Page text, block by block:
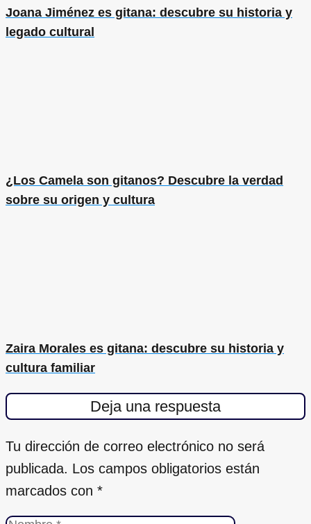
Joana Jiménez es gitana: descubre su historia y
legado cultural
¿Los Camela son gitanos? Descubre la verdad
sobre su origen y cultura
Zaira Morales es gitana: descubre su historia y
cultura familiar
Deja una respuesta
Tu dirección de correo electrónico no será
publicada. Los campos obligatorios están
marcados con *